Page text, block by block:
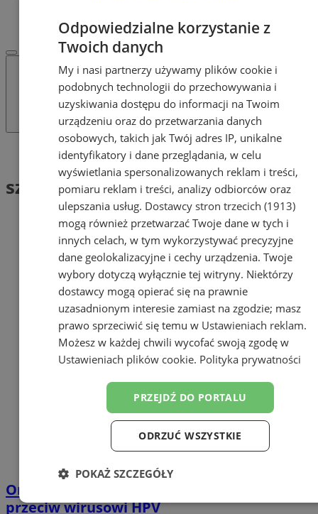
WSPÓŁPRACA
Tag: szczepionka
szczepionka (1)
Orzesze: Akcja bezpłatnych szczepień
przeciw wirusowi HPV
Odpowiedzialne korzystanie z
Twoich danych
My i nasi partnerzy używamy plików cookie i
podobnych technologii do przechowywania i
uzyskiwania dostępu do informacji na Twoim
urządzeniu oraz do przetwarzania danych
osobowych, takich jak Twój adres IP, unikalne
identyfikatory i dane przeglądania, w celu
wyświetlania spersonalizowanych reklam i treści,
pomiaru reklam i treści, analizy odbiorców oraz
ulepszania usług. Dostawcy stron trzecich (1913)
mogą również przetwarzać Twoje dane w tych i
innych celach, w tym wykorzystywać precyzyjne
dane geolokalizacyjne i cechy urządzenia. Twoje
wybory dotyczą wyłącznie tej witryny. Niektórzy
dostawcy mogą opierać się na prawnie
uzasadnionym interesie zamiast na zgodzie; masz
prawo sprzeciwić się temu w Ustawieniach reklam.
Możesz w każdej chwili wycofać swoją zgodę w
Ustawieniach plików cookie. Polityka prywatności
PRZEJDŹ DO PORTALU
ODRZUĆ WSZYSTKIE
POKAŻ SZCZEGÓŁY
Niezbędne Wydajność Targetowanie